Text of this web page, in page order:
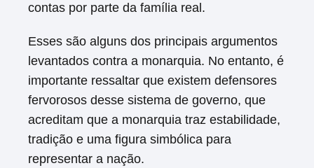
contas por parte da família real.
Esses são alguns dos principais argumentos
levantados contra a monarquia. No entanto, é
importante ressaltar que existem defensores
fervorosos desse sistema de governo, que
acreditam que a monarquia traz estabilidade,
tradição e uma figura simbólica para
representar a nação.